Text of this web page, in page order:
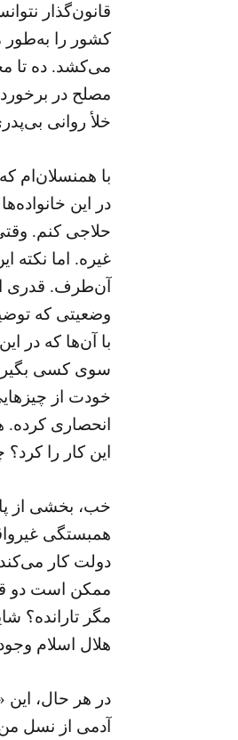
قانون‌گذار
کشور را
می‌کشد. ده تا
مصلح در
خلأ روانی
با همنسلان‌ام
در این
حلاجی کنم.
غیره. اما
آن‌طرف. قدری
وضعیتی که
با آن‌ها که در
سوی کسی
خودت از
انحصاری
این کار را
خب، بخشی از
همبستگی
دولت کار
ممکن است دو
مگر تارانده؟
هلال اسلام
در هر حال،
آدمی از نسل